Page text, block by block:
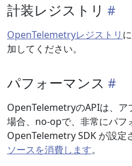
計装レジストリ
OpenTelemetryレジストリ
加してください。
パフォーマンス
OpenTelemetryのAPIは、ア
場合、no-opで、非常にパフ
OpenTelemetry SDK が設定
ソースを消費します。